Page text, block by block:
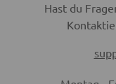
Hast du